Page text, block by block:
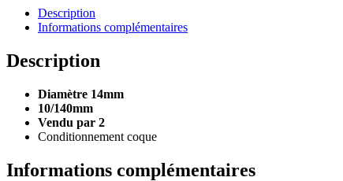
Description
Informations complémentaires
Description
Diamètre 14mm
10/140mm
Vendu par 2
Conditionnement coque
Informations complémentaires